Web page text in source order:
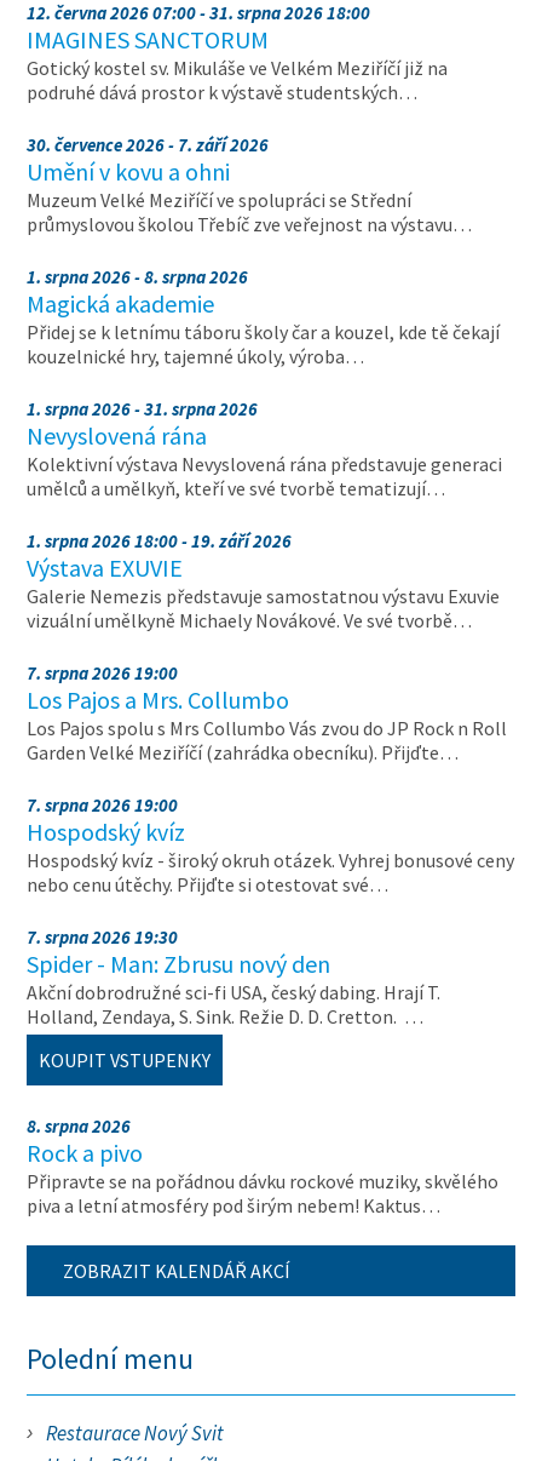
12. června 2026 07:00 - 31. srpna 2026 18:00
IMAGINES SANCTORUM
Gotický kostel sv. Mikuláše ve Velkém Meziříčí již na
podruhé dává prostor k výstavě studentských…
30. července 2026 - 7. září 2026
Umění v kovu a ohni
Muzeum Velké Meziříčí ve spolupráci se Střední
průmyslovou školou Třebíč zve veřejnost na výstavu…
1. srpna 2026 - 8. srpna 2026
Magická akademie
Přidej se k letnímu táboru školy čar a kouzel, kde tě čekají
kouzelnické hry, tajemné úkoly, výroba…
1. srpna 2026 - 31. srpna 2026
Nevyslovená rána
Kolektivní výstava Nevyslovená rána představuje generaci
umělců a umělkyň, kteří ve své tvorbě tematizují…
1. srpna 2026 18:00 - 19. září 2026
Výstava EXUVIE
Galerie Nemezis představuje samostatnou výstavu Exuvie
vizuální umělkyně Michaely Novákové. Ve své tvorbě…
7. srpna 2026 19:00
Los Pajos a Mrs. Collumbo
Los Pajos spolu s Mrs Collumbo Vás zvou do JP Rock n Roll
Garden Velké Meziříčí (zahrádka obecníku). Přijďte…
7. srpna 2026 19:00
Hospodský kvíz
Hospodský kvíz - široký okruh otázek. Vyhrej bonusové ceny
nebo cenu útěchy. Přijďte si otestovat své…
7. srpna 2026 19:30
Spider - Man: Zbrusu nový den
Akční dobrodružné sci-fi USA, český dabing. Hrají T.
Holland, Zendaya, S. Sink. Režie D. D. Cretton. …
KOUPIT VSTUPENKY
8. srpna 2026
Rock a pivo
Připravte se na pořádnou dávku rockové muziky, skvělého
piva a letní atmosféry pod širým nebem! Kaktus…
ZOBRAZIT KALENDÁŘ AKCÍ
Polední menu
Restaurace Nový Svit